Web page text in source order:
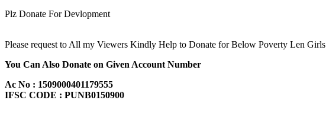
Plz Donate For Devlopment
Please request to All my Viewers Kindly Help to Donate for Below Poverty Len
You Can Also Donate on Given Account Number
Ac No : 1509000401179555
IFSC CODE : PUNB0150900